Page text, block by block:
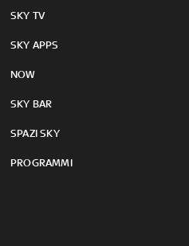
SKY TV
SKY APPS
NOW
SKY BAR
SPAZI SKY
PROGRAMMI